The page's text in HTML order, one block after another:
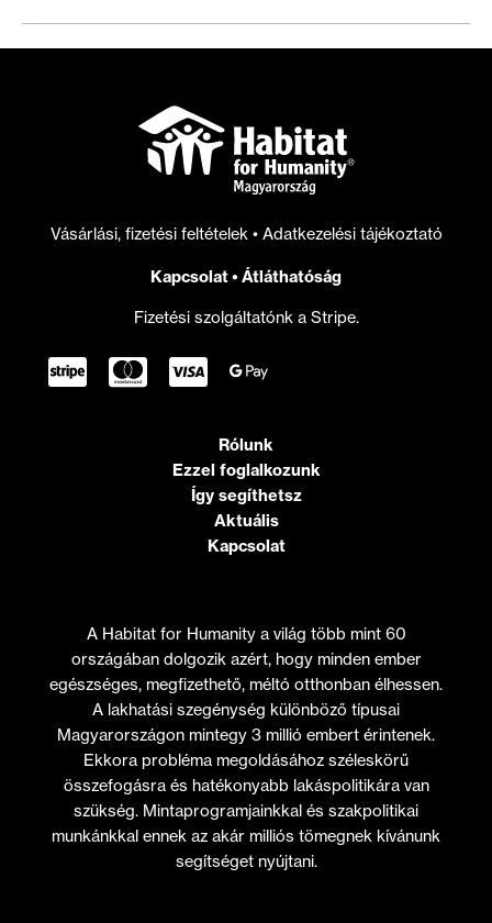
Vásárlási, fizetési feltételek • Adatkezelési tájékoztató
Kapcsolat• Átláthatóság
Fizetési szolgáltatónk a Stripe.
Rólunk
Ezzel foglalkozunk
Így segíthetsz
Aktuális
Kapcsolat
A Habitat for Humanity a világ több mint 60
országában dolgozik azért, hogy minden ember
egészséges, megfizethető, méltó otthonban élhessen.
A lakhatási szegénység különböző típusai
Magyarországon mintegy 3 millió embert érintenek.
Ekkora probléma megoldásához széleskörű
összefogásra és hatékonyabb lakáspolitikára van
szükség. Mintaprogramjainkkal és szakpolitikai
munkánkkal ennek az akár milliós tömegnek kívánunk
segítséget nyújtani.